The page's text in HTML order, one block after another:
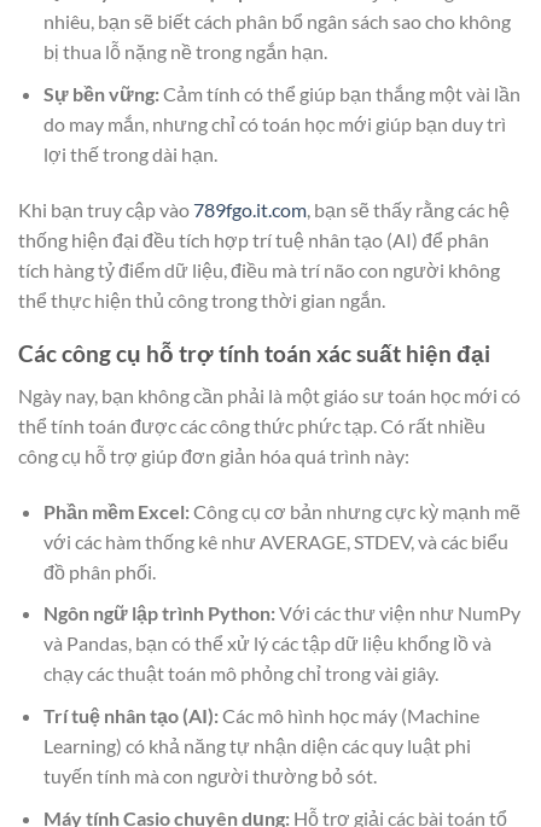
nhiêu, bạn sẽ biết cách phân bổ ngân sách sao cho không
bị thua lỗ nặng nề trong ngắn hạn.
Sự bền vững:Cảm tính có thể giúp bạn thắng một vài lần
do may mắn, nhưng chỉ có toán học mới giúp bạn duy trì
lợi thế trong dài hạn.
Khi bạn truy cập vào789fgo.it.com , bạn sẽ thấy rằng các hệ
thống hiện đại đều tích hợp trí tuệ nhân tạo (AI) để phân
tích hàng tỷ điểm dữ liệu, điều mà trí não con người không
thể thực hiện thủ công trong thời gian ngắn.
Các công cụ hỗ trợ tính toán xác suất hiện đại
Ngày nay, bạn không cần phải là một giáo sư toán học mới có
thể tính toán được các công thức phức tạp. Có rất nhiều
công cụ hỗ trợ giúp đơn giản hóa quá trình này:
Phần mềm Excel:Công cụ cơ bản nhưng cực kỳ mạnh mẽ
với các hàm thống kê như AVERAGE, STDEV, và các biểu
đồ phân phối.
Ngôn ngữ lập trình Python:Với các thư viện như NumPy
và Pandas, bạn có thể xử lý các tập dữ liệu khổng lồ và
chạy các thuật toán mô phỏng chỉ trong vài giây.
Trí tuệ nhân tạo (AI):Các mô hình học máy (Machine
Learning) có khả năng tự nhận diện các quy luật phi
tuyến tính mà con người thường bỏ sót.
Máy tính Casio chuyên dụng:Hỗ trợ giải các bài toán tổ